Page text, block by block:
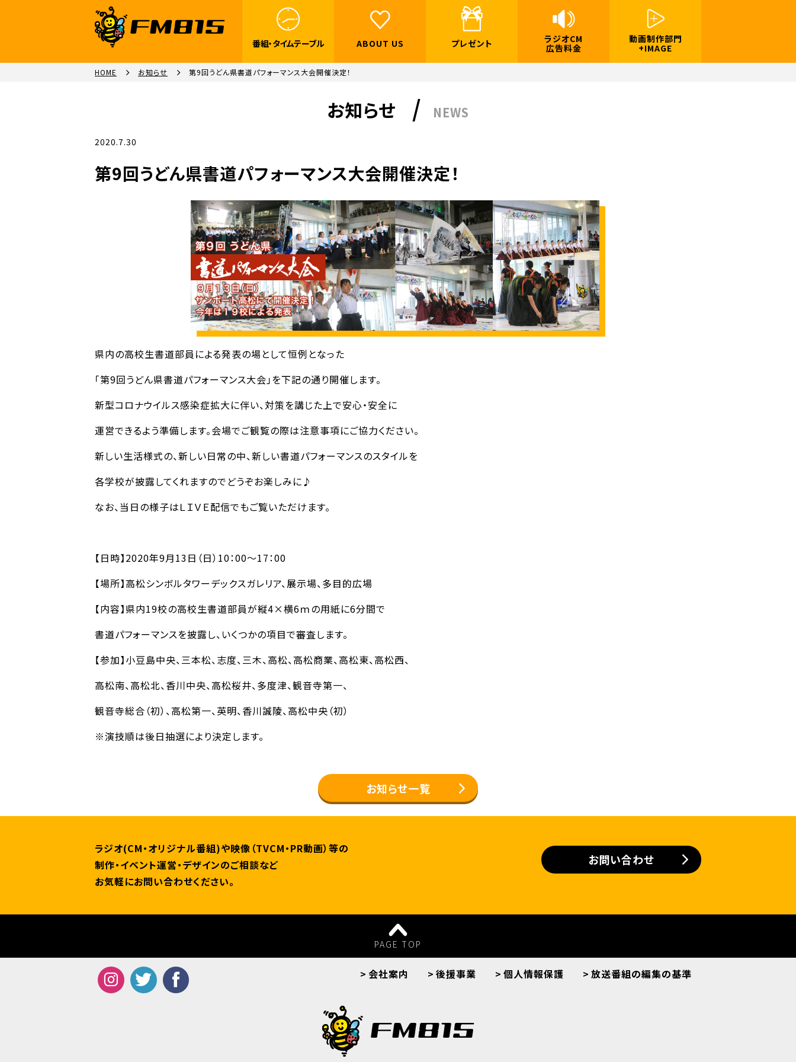
番組・タイムテーブル ABOUT US プレゼント
ラジオCM
広告料金
動画制作部門
+IMAGE
HOME お知らせ 第9回うどん県書道パフォーマンス大会開催決定！
お知らせ NEWS
2020.7.30
第9回うどん県書道パフォーマンス大会開催決定！
県内の高校生書道部員による発表の場として恒例となった
「第9回うどん県書道パフォーマンス大会」を下記の通り開催します。
新型コロナウイルス感染症拡大に伴い、対策を講じた上で安心・安全に
運営できるよう準備します。会場でご観覧の際は注意事項にご協力ください。
新しい生活様式の、新しい日常の中、新しい書道パフォーマンスのスタイルを
各学校が披露してくれますのでどうぞお楽しみに♪
なお、当日の様子はＬＩＶＥ配信でもご覧いただけます。
【日時】2020年9月13日（日）10：00～17：00
【場所】高松シンボルタワーデックスガレリア、展示場、多目的広場
【内容】県内19校の高校生書道部員が縦4×横6ｍの用紙に6分間で
書道パフォーマンスを披露し、いくつかの項目で審査します。
【参加】小豆島中央、三本松、志度、三木、高松、高松商業、高松東、高松西、
高松南、高松北、香川中央、高松桜井、多度津、観音寺第一、
観音寺総合（初）、高松第一、英明、香川誠陵、高松中央（初）
※演技順は後日抽選により決定します。
お知らせ一覧
ラジオ(CM・オリジナル番組)や映像（TVCM・PR動画）等の
制作・イベント運営・デザインのご相談など
お気軽にお問い合わせください。
お問い合わせ
PAGE TOP
会社案内 後援事業 個人情報保護 放送番組の編集の基準